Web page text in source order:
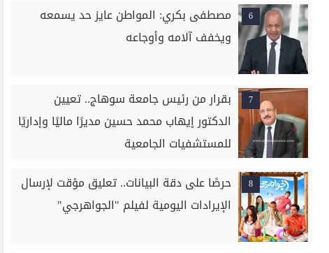
6
مصطفى بكري: المواطن عايز حد يسمعه
ويخفف آلامه وأوجاعه
7
بقرار من رئيس جامعة سوهاج.. تعيين
الدكتور إيهاب محمد حسين مديرًا ماليًا وإداريًا
للمستشفيات الجامعية
8
حرصًا على دقة البيانات.. تعليق مؤقت لإرسال
الإيرادات اليومية لفيلم "الجواهرجي"